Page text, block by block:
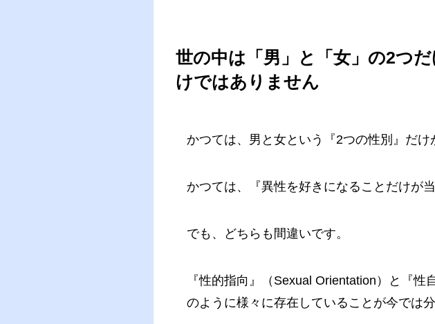
世の中は「男」と「女」の2つ
けではありません
かつては、男と女という『2つの性別』だけ
かつては、『異性を好きになることだけが
でも、どちらも間違いです。
『性的指向』（Sexual Orientation）と『
のように様々に存在していることが今では分